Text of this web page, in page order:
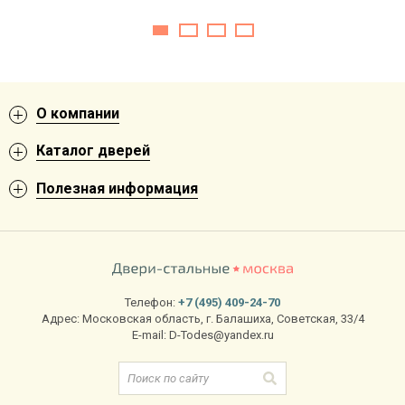
О компании
Каталог дверей
Полезная информация
Телефон: +7 (495) 409-24-70
Адрес: Московская область, г. Балашиха, Советская, 33/4
E-mail: D-Todes@yandex.ru